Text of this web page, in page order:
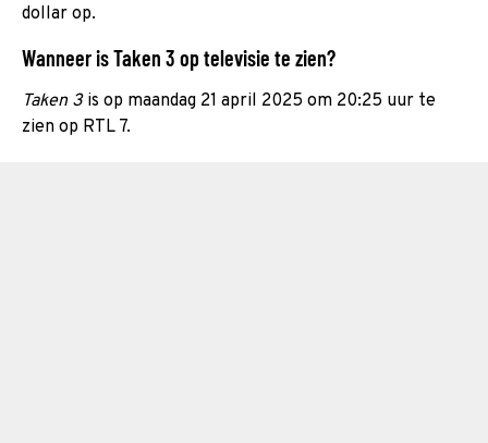
dollar op.
Wanneer is Taken 3 op televisie te zien?
Taken 3is op maandag 21 april 2025 om 20:25 uur te
zien op RTL 7.